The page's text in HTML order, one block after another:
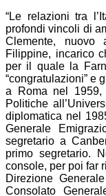
“Le relazioni tra
profondi vincoli di
Clemente, nuovo
Filippine, incarico
per il quale la
“congratulazioni” e
a Roma nel 1959,
Politiche
diplomatica nel
Generale
segretario a
primo segretario.
console, per poi far
Direzione
Consolato